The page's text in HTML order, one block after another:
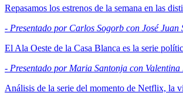
Repasamos los estrenos de la semana en las
- Presentado por Carlos Sogorb con José
El Ala Oeste de la Casa Blanca es la serie
- Presentado por Maria Santonja con
Análisis de la serie del momento de Netflix, la